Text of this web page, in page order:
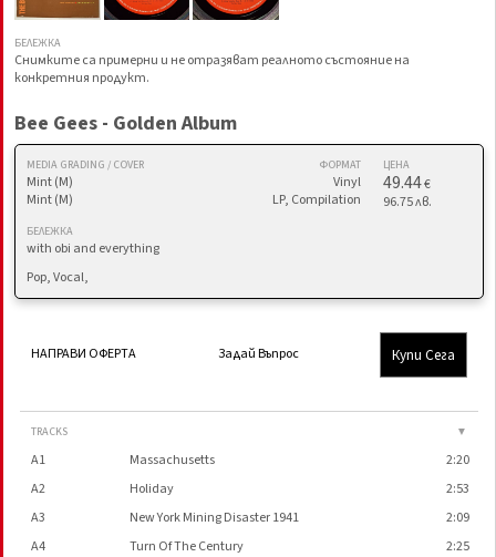
БЕЛЕЖКА
Снимките са примерни и не отразяват реалното състояние на
конкретния продукт.
Bee Gees - Golden Album
MEDIA GRADING / COVER
Mint (M)
Mint (M)
ФОРМАТ
Vinyl
LP, Compilation
ЦЕНА
49.44€
96.75 лв.
БЕЛЕЖКА
with obi and everything
Pop, Vocal,
НАПРАВИ ОФЕРТА Задай Въпрос Купи Сега
TRACKS ▼
A1 Massachusetts
2:20
A2
Holiday
2:53
A3
New York Mining Disaster 1941
2:09
A4
Turn Of The Century
2:25